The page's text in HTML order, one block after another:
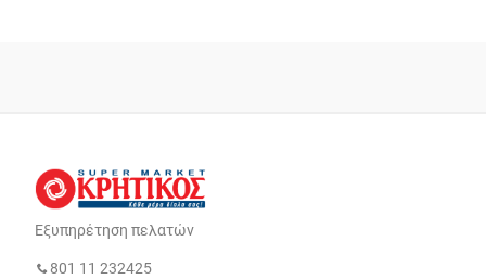
Εξυπηρέτηση πελατών
801 11 232425